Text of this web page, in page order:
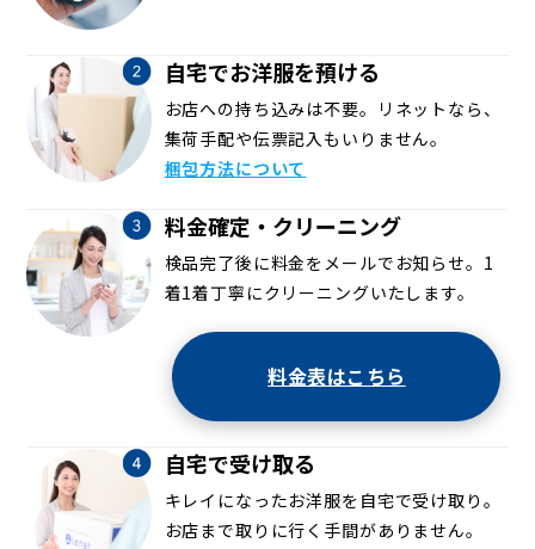
自宅でお洋服を預ける
お店への持ち込みは不要。リネットなら、
集荷手配や伝票記入もいりません。
梱包方法について
料金確定・クリーニング
検品完了後に料金をメールでお知らせ。1
着1着丁寧にクリーニングいたします。
料金表はこちら
自宅で受け取る
キレイになったお洋服を自宅で受け取り。
お店まで取りに行く手間がありません。